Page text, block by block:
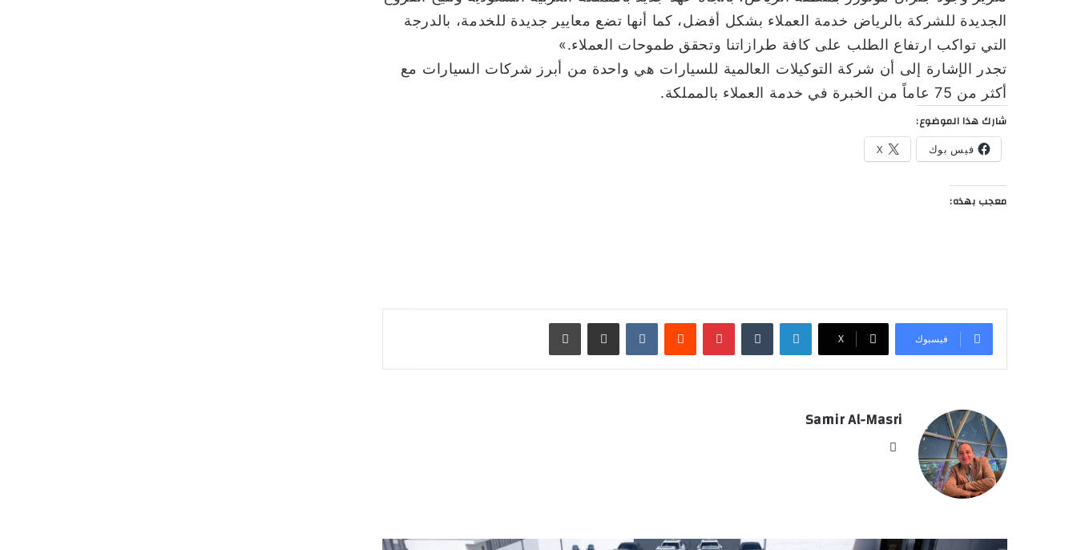
الجديدة للشركة بالرياض خدمة العملاء بشكل أفضل، كما أنها تضع معايير جديدة للخدمة، بالدرجة
التي تواكب ارتفاع الطلب على كافة طرازاتنا وتحقق طموحات العملاء.»
تجدر الإشارة إلى أن شركة التوكيلات العالمية للسيارات هي واحدة من أبرز شركات السيارات مع
أكثر من 75 عاماً من الخبرة في خدمة العملاء بالمملكة.
شارك هذا الموضوع:
فيس بوك X
معجب بهذه:
فيسبوك ‫X
لينكدإن بينتيريست
Samir Al-Masri